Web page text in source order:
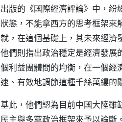
出版的《國際經濟評論》中，
狀態，不能拿西方的思考框架
就，在這個基礎上，其未來經濟
他們則指出政治穩定是經濟發展
個利益團體間的均衡，在一個經
速、有效地調節這種千絲萬縷的
基此，他們認為目前中國大陸雖
民主與多黨政治框架來予以論